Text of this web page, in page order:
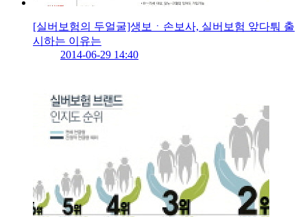
[실버보험의 두얼굴]생보ㆍ손보사, 실버보험 앞다퉈 출
시하는 이유는
2014-06-29 14:40